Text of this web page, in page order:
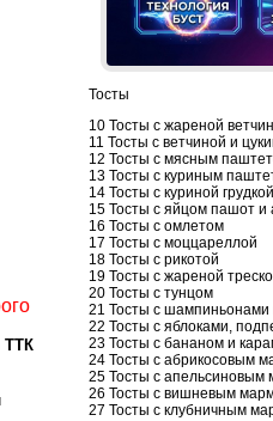
ТТК
Тосты
10 Тосты с жареной
11 Тосты с ветчиной и
12 Тосты с мясным
13 Тосты с куриным
14 Тосты с куриной
15 Тосты с яйцом пашот и
16 Тосты с омлетом
17 Тосты с моццареллой
18 Тосты с рикотой
19 Тосты с жареной
20 Тосты с тунцом
21 Тосты с шампиньонами
22 Тосты с яблоками,
23 Тосты с бананом и
24 Тосты с абрикосовым
25 Тосты с апельсиновым
26 Тосты с вишневым
27 Тосты с клубничным